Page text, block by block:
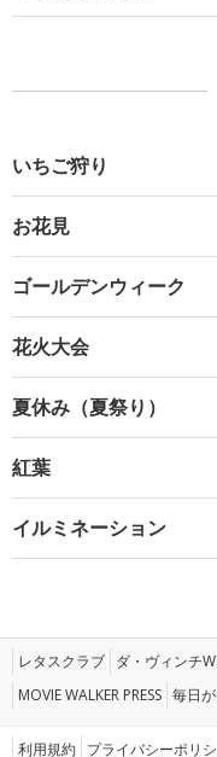
いちご狩り
お花見
ゴールデンウィーク
花火大会
夏休み（夏祭り）
紅葉
イルミネーション
レタスクラブ ダ・ヴィンチ
MOVIE WALKER PRESS 毎日
利用規約 プライバシーポリ